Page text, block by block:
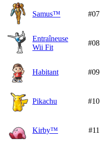
Samus™ #07
Entraîneuse
Wii Fit
#08
Habitant #09
Pikachu #10
Kirby™ #11